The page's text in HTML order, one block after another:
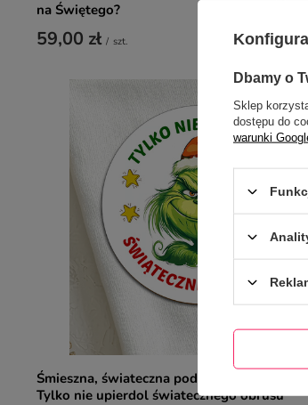
na Świętego?
59,00 zł / szt.
Śmieszna, świateczna podkładka pod kubek
Tylko nie upierdol światecznego obrusu
Dbamy o
Sklep
dostępu do
warunki